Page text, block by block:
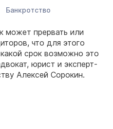
Банкротство
может прервать или
что для этого
срок возможно это
юрист и эксперт-
Алексей Сорокин.